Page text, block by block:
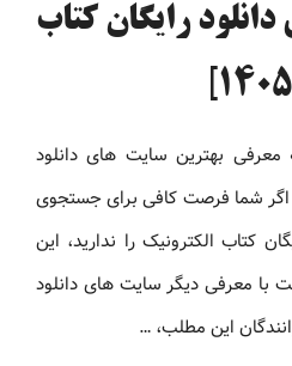
رایگان کتاب
بهترین سایت های دانلود
اگر شما فرصت کافی برای جستجوی
کتاب الکترونیک را ندارید، این
با معرفی دیگر سایت های دانلود
این مطلب، …